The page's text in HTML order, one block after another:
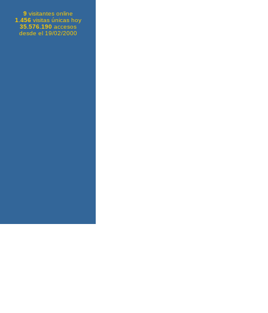
9visitantes online
1.456visitas únicas hoy
35.576.190accesos
desde el 19/02/2000